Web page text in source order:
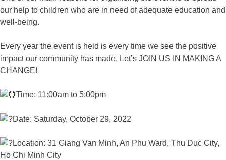
our help to children who are in need of adequate education and
well-being.
Every year the event is held is every time we see the positive
impact our community has made, Let’s JOIN US IN MAKING A
CHANGE!
Time: 11:00am to 5:00pm
Date: Saturday, October 29, 2022
Location: 31 Giang Van Minh, An Phu Ward, Thu Duc City,
Ho Chi Minh City